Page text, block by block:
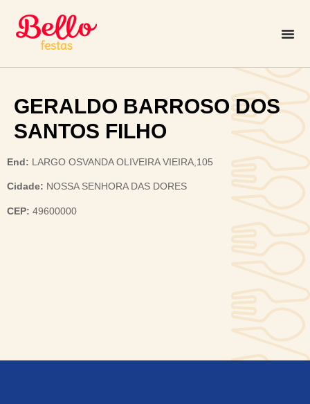
GERALDO BARROSO DOS
SANTOS FILHO
End: LARGO OSVANDA OLIVEIRA VIEIRA,105
Cidade: NOSSA SENHORA DAS DORES
CEP: 49600000